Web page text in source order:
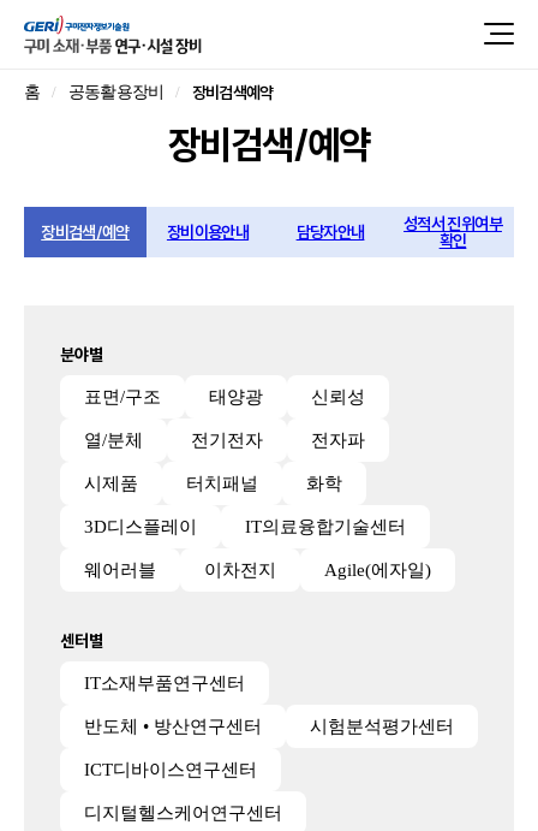
홈 공동활용장비 장비검색예약
장비검색/예약
장비검색/예약 장비이용안내 담당자안내 성적서 진위여부
확인
분야별
표면/구조 태양광 신뢰성
열/분체 전기전자 전자파
시제품 터치패널 화학
3D디스플레이 IT의료융합기술센터
웨어러블 이차전지 Agile(에자일)
센터별
IT소재부품연구센터
반도체 • 방산연구센터 시험분석평가센터
ICT디바이스연구센터
디지털헬스케어연구센터